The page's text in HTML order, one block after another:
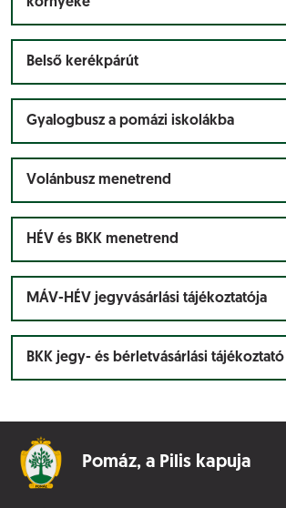
Belső kerékpárút
Gyalogbusz a pomázi iskolákba
Volánbusz menetrend
HÉV és BKK menetrend
MÁV-HÉV jegyvásárlási tájékoztatója
BKK jegy- és bérletvásárlási tájékoztató
Pomáz, a Pilis kapuja